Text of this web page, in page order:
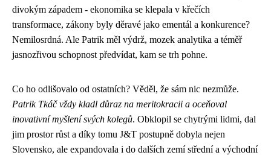
divokým západem - ekonomika se klepala v křečích
transformace, zákony byly děravé jako ementál a konkurence?
Nemilosrdná. Ale Patrik měl výdrž, mozek analytika a téměř
jasnozřivou schopnost předvídat, kam se trh pohne.
Co ho odlišovalo od ostatních? Věděl, že sám nic nezmůže.
Patrik Tkáč vždy kladl důraz na meritokracii a oceňoval
inovativní myšlení svých kolegů. Obklopil se chytrými lidmi, dal
jim prostor růst a díky tomu J&T postupně dobyla nejen
Slovensko, ale expandovala i do dalších zemí střední a východní